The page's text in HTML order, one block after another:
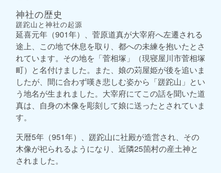
神社の歴史
蹉跎山と神社の起源
延喜元年（901年）、菅原道真が大宰府へ左遷される
途上、この地で休息を取り、都への未練を抱いたとさ
れています。その地を「菅相塚」（現寝屋川市菅相塚
町）と名付けました。また、娘の苅屋姫が後を追いま
したが、間に合わず嘆き悲しむ姿から「蹉跎山」とい
う地名が生まれました。大宰府にてこの話を聞いた道
真は、自身の木像を彫刻して娘に送ったとされていま
す。
天暦5年（951年）、蹉跎山に社殿が造営され、その
木像が祀られるようになり、近隣25箇村の産土神と
されました。